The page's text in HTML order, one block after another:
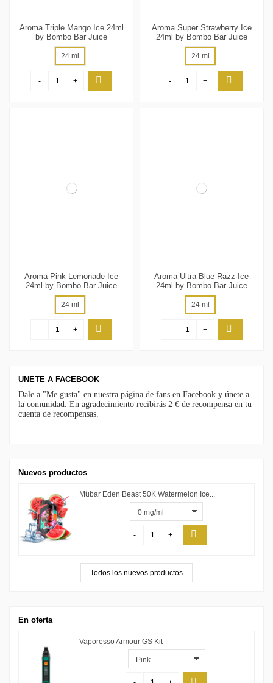
Aroma Triple Mango Ice 24ml
by Bombo Bar Juice
24 ml
- +
Aroma Super Strawberry Ice
24ml by Bombo Bar Juice
24 ml
- +
Aroma Pink Lemonade Ice
24ml by Bombo Bar Juice
24 ml
- +
Aroma Ultra Blue Razz Ice
24ml by Bombo Bar Juice
24 ml
- +
UNETE A FACEBOOK
Dale a "Me gusta" en nuestra página de fans en Facebook y únete a
la comunidad. En agradecimiento recibirás 2 € de recompensa en tu
cuenta de recompensas.
Nuevos productos
Mübar Eden Beast 50K Watermelon Ice...
- +
Todos los nuevos productos
En oferta
Vaporesso Armour GS Kit